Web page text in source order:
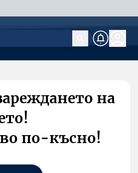
на
по-късно!